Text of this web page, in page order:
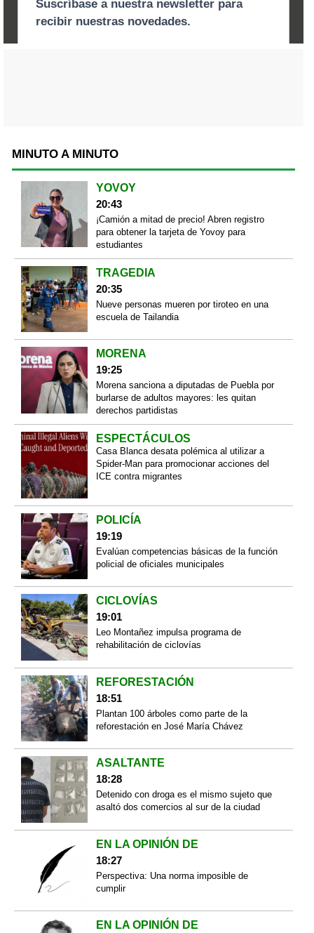
MINUTO A MINUTO
YOVOY
20:43
¡Camión a mitad de precio! Abren registro
para obtener la tarjeta de Yovoy para
estudiantes
TRAGEDIA
20:35
Nueve personas mueren por tiroteo en una
escuela de Tailandia
MORENA
19:25
Morena sanciona a diputadas de Puebla por
burlarse de adultos mayores: les quitan
derechos partidistas
ESPECTÁCULOS
Casa Blanca desata polémica al utilizar a
Spider-Man para promocionar acciones del
ICE contra migrantes
POLICÍA
19:19
Evalúan competencias básicas de la función
policial de oficiales municipales
CICLOVÍAS
19:01
Leo Montañez impulsa programa de
rehabilitación de ciclovías
REFORESTACIÓN
18:51
Plantan 100 árboles como parte de la
reforestación en José María Chávez
ASALTANTE
18:28
Detenido con droga es el mismo sujeto que
asaltó dos comercios al sur de la ciudad
EN LA OPINIÓN DE
18:27
Perspectiva: Una norma imposible de
cumplir
EN LA OPINIÓN DE